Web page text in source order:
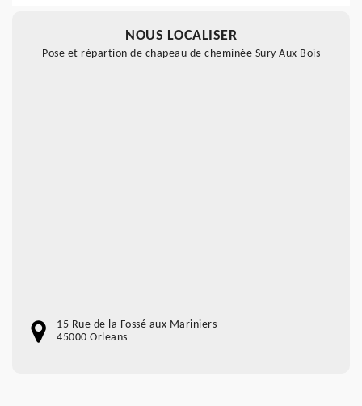
NOUS LOCALISER
Pose et répartion de chapeau de cheminée Sury Aux Bois
15 Rue de la Fossé aux Mariniers
45000 Orleans